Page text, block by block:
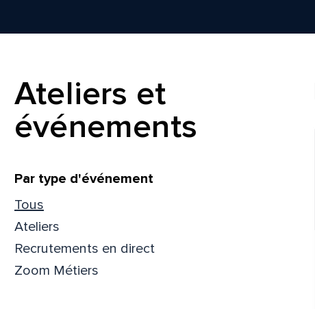
Ateliers et
événements
Filtrer
Par type d'événement
Tous
Ateliers
Recrutements en direct
Zoom Métiers